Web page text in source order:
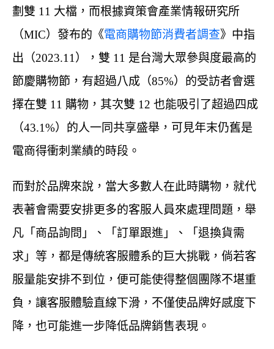
劃雙 11 大檔，而根據資策會產業情報研究所
（MIC）發布的《電商購物節消費者調查》中指
出（2023.11），雙 11 是台灣大眾參與度最高的
節慶購物節，有超過八成（85%）的受訪者會選
擇在雙 11 購物，其次雙 12 也能吸引了超過四成
（43.1%）的人一同共享盛舉，可見年末仍舊是
電商得衝刺業績的時段。
而對於品牌來說，當大多數人在此時購物，就代
表著會需要安排更多的客服人員來處理問題，舉
凡「商品詢問」、「訂單跟進」、「退換貨需
求」等，都是傳統客服體系的巨大挑戰，倘若客
服量能安排不到位，便可能使得整個團隊不堪重
負，讓客服體驗直線下滑，不僅使品牌好感度下
降，也可能進一步降低品牌銷售表現。